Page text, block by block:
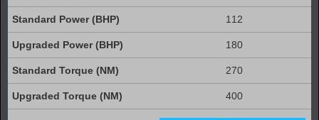
112
180
270
400